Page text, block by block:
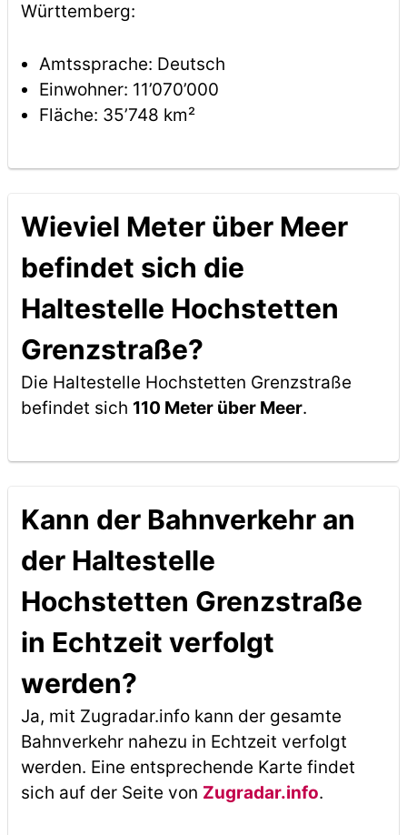
Württemberg:
Amtssprache: Deutsch
Einwohner: 11’070’000
Fläche: 35’748 km²
Wieviel Meter über Meer
befindet sich die
Haltestelle Hochstetten
Grenzstraße?
Die Haltestelle Hochstetten Grenzstraße
befindet sich 110 Meter über Meer.
Kann der Bahnverkehr an
der Haltestelle
Hochstetten Grenzstraße
in Echtzeit verfolgt
werden?
Ja, mit Zugradar.info kann der gesamte
Bahnverkehr nahezu in Echtzeit verfolgt
werden. Eine entsprechende Karte findet
sich auf der Seite von Zugradar.info.